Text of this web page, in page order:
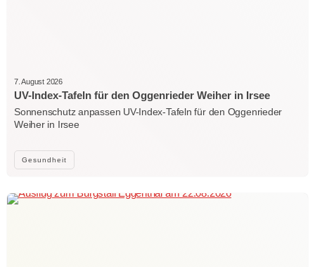
Gesundheit
7. August 2026
UV-Index-Tafeln für den Oggenrieder Weiher in Irsee
Sonnenschutz anpassen UV-Index-Tafeln für den Oggenrieder
Weiher in Irsee